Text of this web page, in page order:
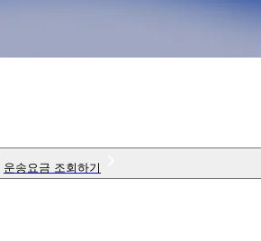
운송요금 조회하기